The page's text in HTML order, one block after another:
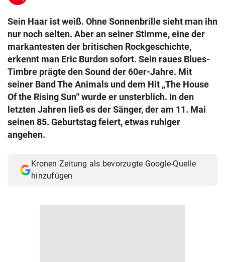
Sein Haar ist weiß. Ohne Sonnenbrille sieht man ihn
nur noch selten. Aber an seiner Stimme, eine der
markantesten der britischen Rockgeschichte,
erkennt man Eric Burdon sofort. Sein raues Blues-
Timbre prägte den Sound der 60er-Jahre. Mit
seiner Band The Animals und dem Hit „The House
Of the Rising Sun“ wurde er unsterblich. In den
letzten Jahren ließ es der Sänger, der am 11. Mai
seinen 85. Geburtstag feiert, etwas ruhiger
angehen.
Kronen Zeitung als bevorzugte Google-Quelle
hinzufügen